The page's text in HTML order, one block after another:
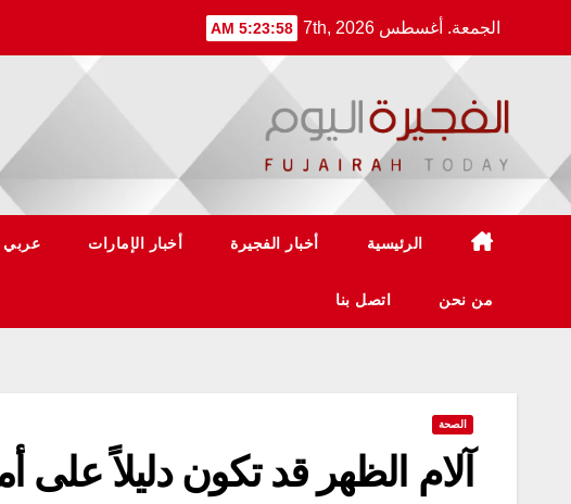
الجمعة. أغسطس 7th, 2026 5:23:58 AM
الرئيسية أخبار الفجيرة أخبار الإمارات عربي
من نحن اتصل بنا
الصحة
آلام الظهر قد تكون دليلاً